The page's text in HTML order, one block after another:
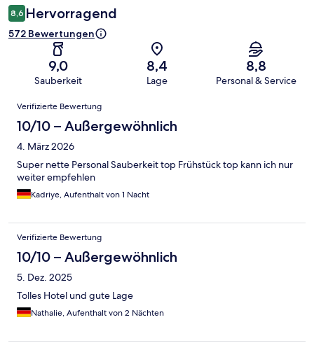
8,6 Hervorragend
572 Bewertungen
9,0
Sauberkeit
8,4
Lage
8,8
Personal & Service
Bewertungen
Verifizierte Bewertung
10/10 – Außergewöhnlich
4. März 2026
Super nette Personal Sauberkeit top Frühstück top kann ich nur
weiter empfehlen
Kadriye, Aufenthalt von 1 Nacht
Verifizierte Bewertung
10/10 – Außergewöhnlich
5. Dez. 2025
Tolles Hotel und gute Lage
Nathalie, Aufenthalt von 2 Nächten